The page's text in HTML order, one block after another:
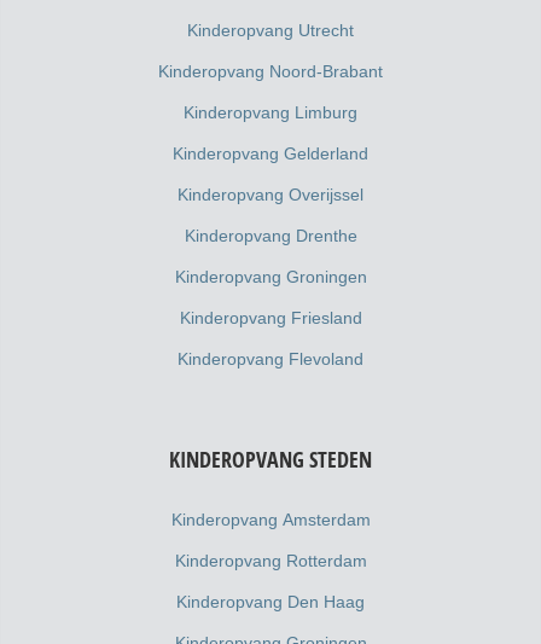
Kinderopvang Utrecht
Kinderopvang Noord-Brabant
Kinderopvang Limburg
Kinderopvang Gelderland
Kinderopvang Overijssel
Kinderopvang Drenthe
Kinderopvang Groningen
Kinderopvang Friesland
Kinderopvang Flevoland
KINDEROPVANG STEDEN
Kinderopvang Amsterdam
Kinderopvang Rotterdam
Kinderopvang Den Haag